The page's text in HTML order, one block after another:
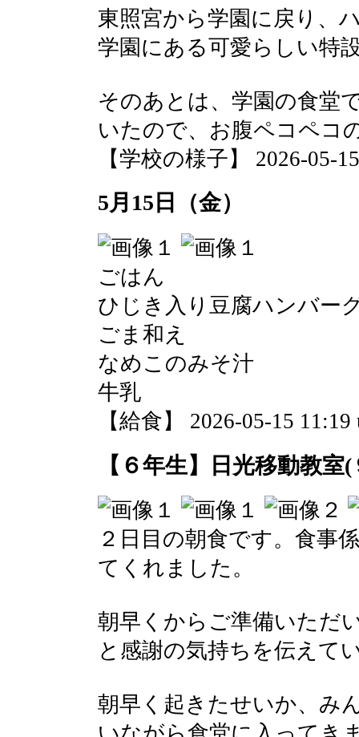
東照宮から学園に戻り、
学園にある可愛らしい特
そのあとは、学園の食堂
いたので、お腹ペコペコ
【学校の様子】 2026-05-
5月15日（金）
ごはん
ひじき入り豆腐ハンバー
ごま和え
なめこのみそ汁
牛乳
【給食】 2026-05-15 11:19
【６年生】日光移動教室(
２日目の朝食です。食事
てくれました。
朝早くからご準備いただ
と感謝の気持ちを伝えて
朝早く起きたせいか、み